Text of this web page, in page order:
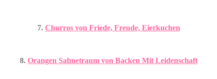
7. Churros von Friede, Freude, Eierkuchen
8. Orangen Sahnetraum von Backen Mit Leidenschaft